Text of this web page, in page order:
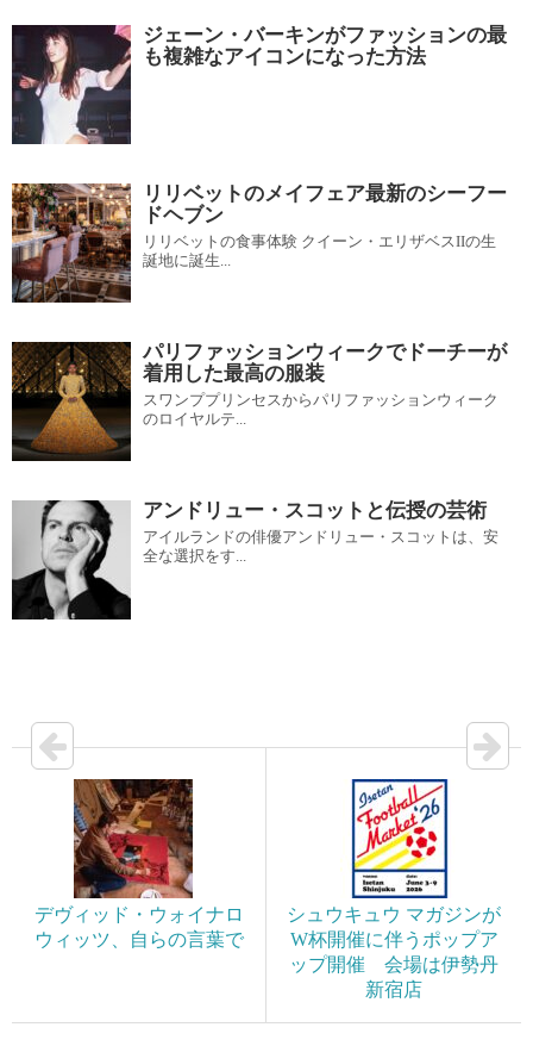
ジェーン・バーキンがファッションの最
も複雑なアイコンになった方法
リリベットのメイフェア最新のシーフー
ドヘブン
リリベットの食事体験 クイーン・エリザベスIIの生
誕地に誕生...
パリファッションウィークでドーチーが
着用した最高の服装
スワンププリンセスからパリファッションウィーク
のロイヤルテ...
アンドリュー・スコットと伝授の芸術
アイルランドの俳優アンドリュー・スコットは、安
全な選択をす...
デヴィッド・ウォイナロ
ウィッツ、自らの言葉で
シュウキュウ マガジンが
W杯開催に伴うポップア
ップ開催 会場は伊勢丹
新宿店